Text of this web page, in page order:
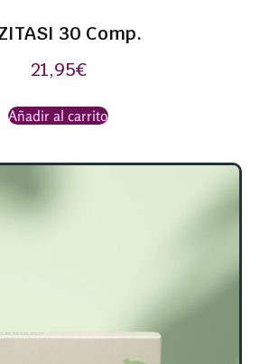
30 Comp.
21,95€
Añadir al carrito